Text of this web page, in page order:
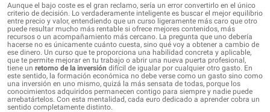
Aunque el bajo coste es el gran reclamo, sería un error convertirlo en el único
criterio de decisión. Lo verdaderamente inteligente es buscar el mejor equilibrio
entre precio y valor, entendiendo que un curso ligeramente más caro que otro
puede resultar mucho más rentable si ofrece mejores contenidos, más
recursos o un acompañamiento más cercano. La pregunta que uno debería
hacerse no es únicamente cuánto cuesta, sino qué voy a obtener a cambio de
ese dinero. Un curso que te proporciona una habilidad concreta y aplicable,
que te permite mejorar en tu trabajo o abrir una nueva puerta profesional,
tiene un retorno de la inversión difícil de igualar por cualquier otro gasto. En
este sentido, la formación económica no debe verse como un gasto sino como
una inversión en uno mismo, quizá la más sensata de todas, porque los
conocimientos adquiridos permanecen contigo para siempre y nadie puede
arrebatártelos. Con esta mentalidad, cada euro dedicado a aprender cobra un
sentido completamente distinto.